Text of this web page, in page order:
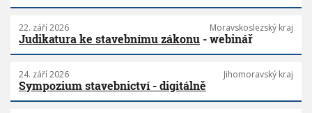
22. září 2026 Moravskoslezský kraj
Judikatura ke stavebnímu zákonu - webinář
24. září 2026 Jihomoravský kraj
Sympozium stavebnictví - digitálně